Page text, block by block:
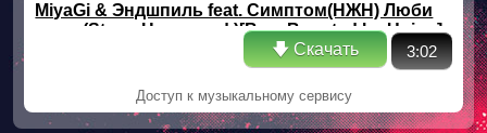
MiyaGi & Эндшпиль feat. Симптом(НЖН) Люби
меня (Stone Heng prod.)[BassBoosted by Union]
🡇 Скачать
3:02
Доступ к музыкальному сервису